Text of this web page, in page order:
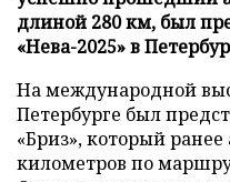
длиной 280 км, был
«Нева-2025» в
На международной
Петербурге был
«Бриз», который
километров по